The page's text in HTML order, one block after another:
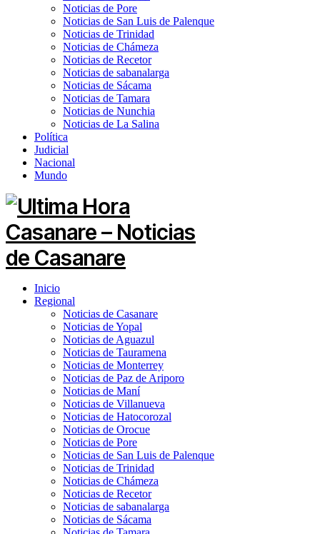
Noticias de Pore
Noticias de San Luis de Palenque
Noticias de Trinidad
Noticias de Chámeza
Noticias de Recetor
Noticias de sabanalarga
Noticias de Sácama
Noticias de Tamara
Noticias de Nunchia
Noticias de La Salina
Política
Judicial
Nacional
Mundo
Inicio
Regional
Noticias de Casanare
Noticias de Yopal
Noticias de Aguazul
Noticias de Tauramena
Noticias de Monterrey
Noticias de Paz de Ariporo
Noticias de Maní
Noticias de Villanueva
Noticias de Hatocorozal
Noticias de Orocue
Noticias de Pore
Noticias de San Luis de Palenque
Noticias de Trinidad
Noticias de Chámeza
Noticias de Recetor
Noticias de sabanalarga
Noticias de Sácama